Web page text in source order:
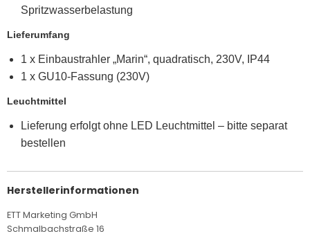
Spritzwasserbelastung
Lieferumfang
1 x Einbaustrahler „Marin“, quadratisch, 230V, IP44
1 x GU10-Fassung (230V)
Leuchtmittel
Lieferung erfolgt ohne LED Leuchtmittel – bitte separat
bestellen
Herstellerinformationen
ETT Marketing GmbH
Schmalbachstraße 16